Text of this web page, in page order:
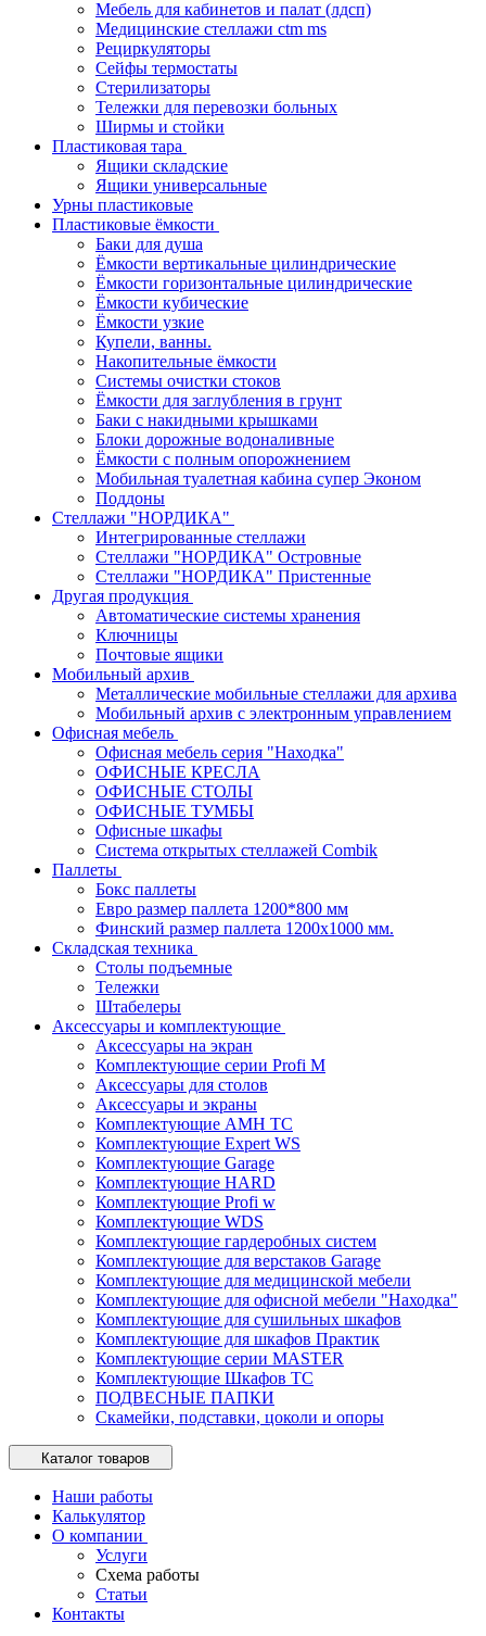
Мебель для кабинетов и палат (лдсп)
Медицинские стеллажи ctm ms
Рециркуляторы
Сейфы термостаты
Стерилизаторы
Тележки для перевозки больных
Ширмы и стойки
Пластиковая тара
Ящики складские
Ящики универсальные
Урны пластиковые
Пластиковые ёмкости
Баки для душа
Ёмкости вертикальные цилиндрические
Ёмкости горизонтальные цилиндрические
Ёмкости кубические
Ёмкости узкие
Купели, ванны.
Накопительные ёмкости
Системы очистки стоков
Ёмкости для заглубления в грунт
Баки с накидными крышками
Блоки дорожные водоналивные
Ёмкости с полным опорожнением
Мобильная туалетная кабина супер Эконом
Поддоны
Стеллажи "НОРДИКА"
Интегрированные стеллажи
Стеллажи "НОРДИКА" Островные
Стеллажи "НОРДИКА" Пристенные
Другая продукция
Автоматические системы хранения
Ключницы
Почтовые ящики
Мобильный архив
Металлические мобильные стеллажи для архива
Мобильный архив с электронным управлением
Офисная мебель
Офисная мебель серия "Находка"
ОФИСНЫЕ КРЕСЛА
ОФИСНЫЕ СТОЛЫ
ОФИСНЫЕ ТУМБЫ
Офисные шкафы
Система открытых стеллажей Combik
Паллеты
Бокс паллеты
Евро размер паллета 1200*800 мм
Финский размер паллета 1200х1000 мм.
Складская техника
Столы подъемные
Тележки
Штабелеры
Аксессуары и комплектующие
Аксессуары на экран
Комплектующие серии Profi M
Аксессуары для столов
Аксессуары и экраны
Комплектующие AMH TC
Комплектующие Expert WS
Комплектующие Garage
Комплектующие HARD
Комплектующие Profi w
Комплектующие WDS
Комплектующие гардеробных систем
Комплектующие для верстаков Garage
Комплектующие для медицинской мебели
Комплектующие для офисной мебели "Находка"
Комплектующие для сушильных шкафов
Комплектующие для шкафов Практик
Комплектующие серии MASTER
Комплектующие Шкафов ТС
ПОДВЕСНЫЕ ПАПКИ
Скамейки, подставки, цоколи и опоры
Каталог товаров
Наши работы
Калькулятор
О компании
Услуги
Схема работы
Статьи
Контакты